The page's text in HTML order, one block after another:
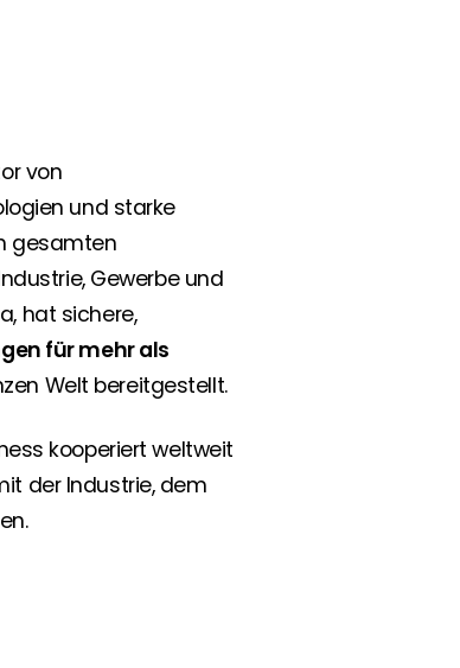
erfahren Sie es zuerst!
uns richtig!
werden Sie bei uns fündig.
von unseren Vorteilen!
Dann sind Sie bei uns genau richtig.
von
und starke
gesamten
Gewerbe und
hat sichere,
für mehr als
Welt bereitgestellt.
kooperiert weltweit
der Industrie, dem